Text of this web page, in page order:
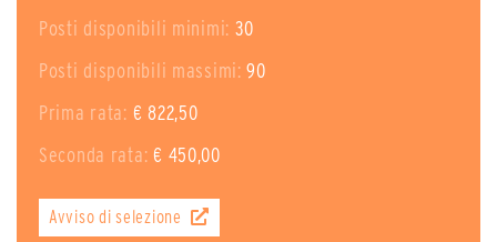
Posti disponibili minimi: 30
Posti disponibili massimi: 90
Prima rata: € 822,50
Seconda rata: € 450,00
Avviso di selezione